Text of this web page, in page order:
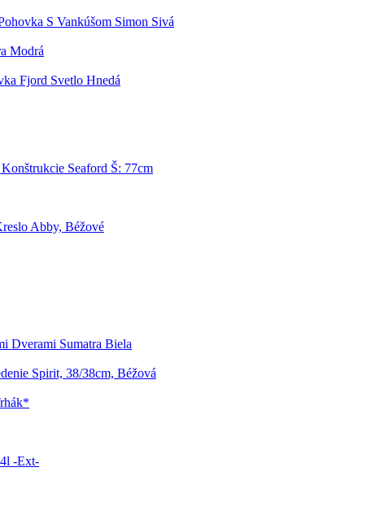
S Vankúšom Simon Sivá
Modrá
Fjord Svetlo Hnedá
Seaford Š: 77cm
Abby, Béžové
Dverami Sumatra Biela
Spirit, 38/38cm, Béžová
-Ext-